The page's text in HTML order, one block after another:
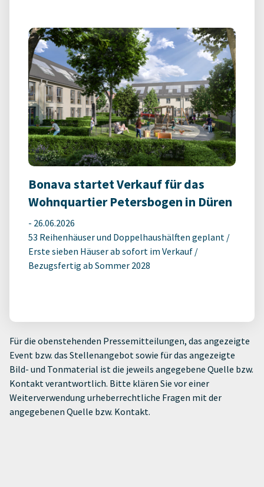
Bonava startet Verkauf für das
Wohnquartier Petersbogen in Düren
- 26.06.2026
53 Reihenhäuser und Doppelhaushälften geplant /
Erste sieben Häuser ab sofort im Verkauf /
Bezugsfertig ab Sommer 2028
Für die obenstehenden Pressemitteilungen, das angezeigte
Event bzw. das Stellenangebot sowie für das angezeigte
Bild- und Tonmaterial ist die jeweils angegebene Quelle bzw.
Kontakt verantwortlich. Bitte klären Sie vor einer
Weiterverwendung urheberrechtliche Fragen mit der
angegebenen Quelle bzw. Kontakt.